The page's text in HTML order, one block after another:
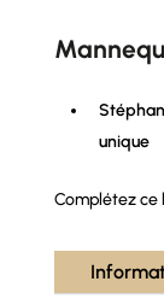
unique
Complétez ce